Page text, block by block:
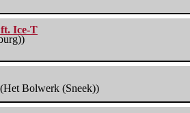
Ice-T
Bolwerk (Sneek))